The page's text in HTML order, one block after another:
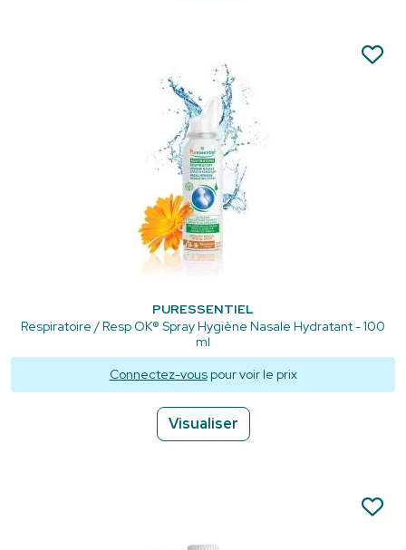
PURESSENTIEL
Respiratoire / Resp OK® Spray Hygiène Nasale Hydratant - 100
ml
Connectez-vouspour voir le prix
Visualiser